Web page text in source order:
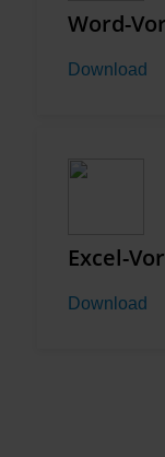
Word-
Download
Excel-
Download